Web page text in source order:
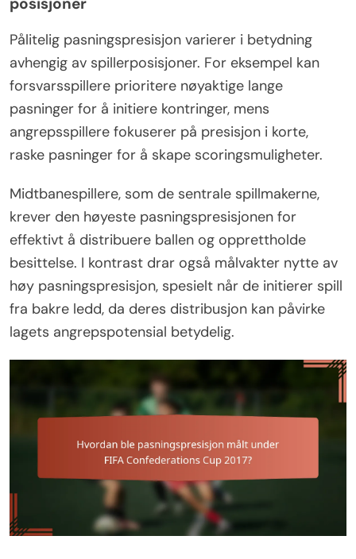
Pålitelig pasningspresisjon varierer i betydning
avhengig av spillerposisjoner. For eksempel kan
forsvarsspillere prioritere nøyaktige lange
pasninger for å initiere kontringer, mens
angrepsspillere fokuserer på presisjon i korte,
raske pasninger for å skape scoringsmuligheter.
Midtbanespillere, som de sentrale spillmakerne,
krever den høyeste pasningspresisjonen for
effektivt å distribuere ballen og opprettholde
besittelse. I kontrast drar også målvakter nytte av
høy pasningspresisjon, spesielt når de initierer spill
fra bakre ledd, da deres distribusjon kan påvirke
lagets angrepspotensial betydelig.